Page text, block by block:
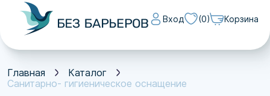
Вход (0) Корзина
О компании
Доставка и оплата
Контакты
Главная
Каталог
Санитарно- гигиеническое оснащение